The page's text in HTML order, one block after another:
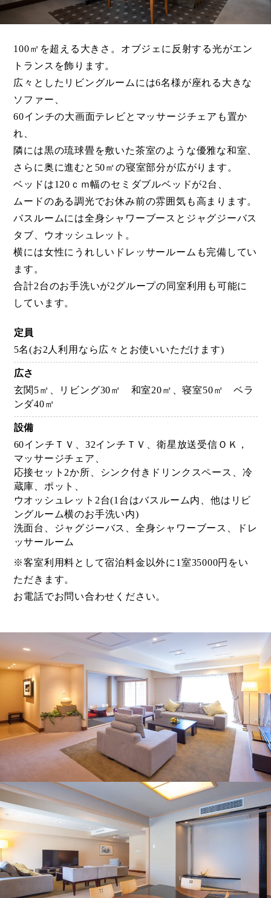
会員様お知らせ
ブログ
フォトギャラリー
プライバシポリシー
サイトマップ
100㎡を超える大きさ。オブジェに反射する光がエン
トランスを飾ります。
広々としたリビングルームには6名様が座れる大きな
ソファー、
60インチの大画面テレビとマッサージチェアも置か
れ、
隣には黒の琉球畳を敷いた茶室のような優雅な和室、
さらに奥に進むと50㎡の寝室部分が広がります。
ベッドは120ｃｍ幅のセミダブルベッドが2台、
ムードのある調光でお休み前の雰囲気も高まります。
バスルームには全身シャワーブースとジャグジーバス
タブ、ウオッシュレット。
横には女性にうれしいドレッサールームも完備してい
ます。
合計2台のお手洗いが2グループの同室利用も可能に
しています。
定員
5名(お2人利用なら広々とお使いいただけます)
広さ
玄関5㎡、リビング30㎡ 和室20㎡、寝室50㎡ ベラ
ンダ40㎡
設備
60インチＴＶ、32インチＴＶ、衛星放送受信ＯＫ，
マッサージチェア、
応接セット2か所、シンク付きドリンクスペース、冷
蔵庫、ポット、
ウオッシュレット2台(1台はバスルーム内、他はリビ
ングルーム横のお手洗い内)
洗面台、ジャグジーバス、全身シャワーブース、ドレ
ッサールーム
※客室利用料として宿泊料金以外に1室35000円をい
ただきます。
お電話でお問い合わせください。